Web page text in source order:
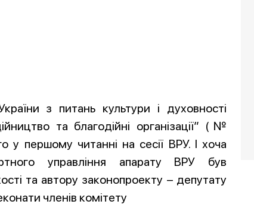
з питань культури і духовності
та благодійні організації” (№
у першому читанні на сесії ВРУ. І хоча
управління апарату ВРУ був
та автору законопроекту – депутату
членів комітету